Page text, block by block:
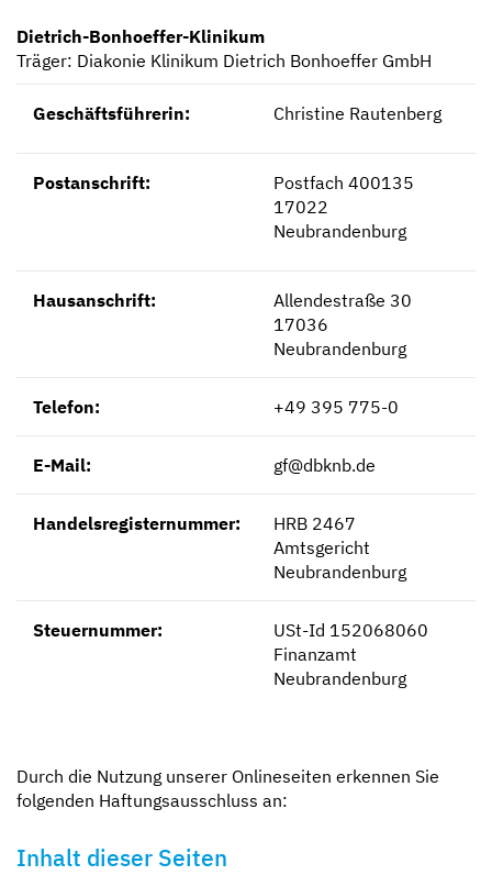
Kompetent und zugewandt
Mit besten Aussichten
Sicher und geborgen
Erzähl sie uns auf
Dietrich-Bonhoeffer-Klinikum
Träger: Diakonie Klinikum Dietrich Bonhoeffer GmbH
Geschäftsführerin: Christine Rautenberg
Postanschrift:
Postfach 400135
17022
Neubrandenburg
Hausanschrift:
Allendestraße 30
17036
Neubrandenburg
Telefon: +49 395 775-0
E-Mail: gf@dbknb.de
Handelsregisternummer:
HRB 2467
Amtsgericht
Neubrandenburg
Steuernummer:
USt-Id 152068060
Finanzamt
Neubrandenburg
Durch die Nutzung unserer Onlineseiten erkennen Sie
folgenden Haftungsausschluss an:
Inhalt dieser Seiten